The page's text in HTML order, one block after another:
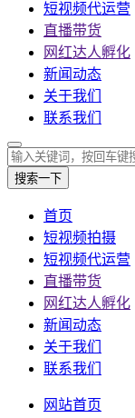
短视频代运营
直播带货
网红达人孵化
新闻动态
关于我们
联系我们
搜索一下
首页
短视频拍摄
短视频代运营
直播带货
网红达人孵化
新闻动态
关于我们
联系我们
网站首页